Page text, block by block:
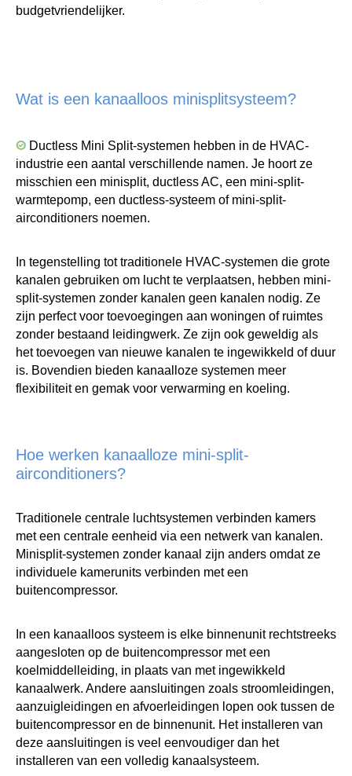
budgetvriendelijker.
Wat is een kanaalloos minisplitsysteem?
Ductless Mini Split-systemen hebben in de HVAC-
industrie een aantal verschillende namen. Je hoort ze
misschien een minisplit, ductless AC, een mini-split-
warmtepomp, een ductless-systeem of mini-split-
airconditioners noemen.
In tegenstelling tot traditionele HVAC-systemen die grote
kanalen gebruiken om lucht te verplaatsen, hebben mini-
split-systemen zonder kanalen geen kanalen nodig. Ze
zijn perfect voor toevoegingen aan woningen of ruimtes
zonder bestaand leidingwerk. Ze zijn ook geweldig als
het toevoegen van nieuwe kanalen te ingewikkeld of duur
is. Bovendien bieden kanaalloze systemen meer
flexibiliteit en gemak voor verwarming en koeling.
Hoe werken kanaalloze mini-split-
airconditioners?
Traditionele centrale luchtsystemen verbinden kamers
met een centrale eenheid via een netwerk van kanalen.
Minisplit-systemen zonder kanaal zijn anders omdat ze
individuele kamerunits verbinden met een
buitencompressor.
In een kanaalloos systeem is elke binnenunit rechtstreeks
aangesloten op de buitencompressor met een
koelmiddelleiding, in plaats van met ingewikkeld
kanaalwerk. Andere aansluitingen zoals stroomleidingen,
aanzuigleidingen en afvoerleidingen lopen ook tussen de
buitencompressor en de binnenunit. Het installeren van
deze aansluitingen is veel eenvoudiger dan het
installeren van een volledig kanaalsysteem.